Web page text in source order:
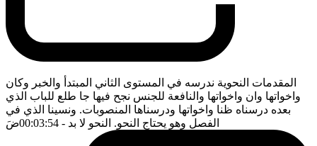
المقدمات النحوية ندرسه في المستوى الثاني المبتدأ والخبر وكان
واخواتها وان واخواتها والنافعة للجنس نجح فيها جا طلع للباب الذي
بعده درسناه ظنا واخواتها ودرسناها المنصوبات. ونسينا الذي في
الفصل وهو يحتاج النحو. النحو لا بد - 00:03:54 ضَ